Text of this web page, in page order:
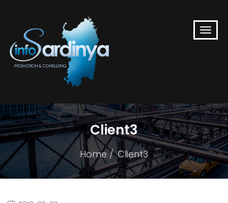
Client3
Home Client3